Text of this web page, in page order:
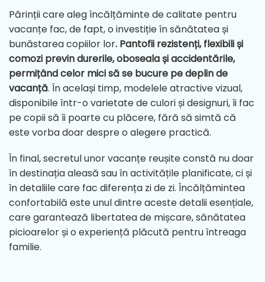
Părinții care aleg încălțăminte de calitate pentru
vacanțe fac, de fapt, o investiție în sănătatea și
bunăstarea copiilor lor. Pantofii rezistenți, flexibili și
comozi previn durerile, oboseala și accidentările,
permițând celor mici să se bucure pe deplin de
vacanță. În același timp, modelele atractive vizual,
disponibile într-o varietate de culori și designuri, îi fac
pe copii să îi poarte cu plăcere, fără să simtă că
este vorba doar despre o alegere practică.
În final, secretul unor vacanțe reușite constă nu doar
în destinația aleasă sau în activitățile planificate, ci și
în detaliile care fac diferența zi de zi. Încălțămintea
confortabilă este unul dintre aceste detalii esențiale,
care garantează libertatea de mișcare, sănătatea
picioarelor și o experiență plăcută pentru întreaga
familie.